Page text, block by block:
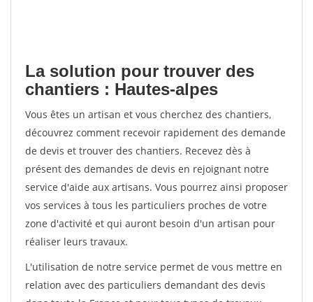
La solution pour trouver des
chantiers : Hautes-alpes
Vous êtes un artisan et vous cherchez des chantiers,
découvrez comment recevoir rapidement des demande
de devis et trouver des chantiers. Recevez dès à
présent des demandes de devis en rejoignant notre
service d'aide aux artisans. Vous pourrez ainsi proposer
vos services à tous les particuliers proches de votre
zone d'activité et qui auront besoin d'un artisan pour
réaliser leurs travaux.
L'utilisation de notre service permet de vous mettre en
relation avec des particuliers demandant des devis